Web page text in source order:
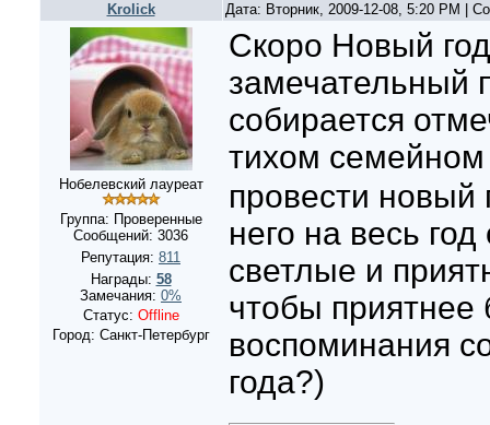
Krolick Дата: Вторник, 2009-12-08, 5:20 PM |
Нобелевский лауреат
Группа: Проверенные
Сообщений: 3036
Репутация: 811
Награды: 58
Замечания: 0%
Статус: Offline
Город: Санкт-Петербург
Скоро Новый
замечательный
собирается
тихом семейном
провести новый
него на весь
светлые и
чтобы приятнее
воспоминания
года?)